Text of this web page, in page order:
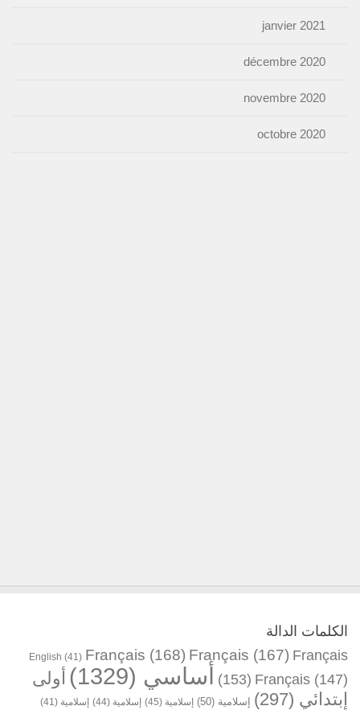
janvier 2021
décembre 2020
novembre 2020
octobre 2020
الكلمات الدالة
English (41) Français (168) Français (167) Français
(153) Français (147) أساسي (1329)
أولى
إبتدائي (297) إسلامية (50) إسلامية (45) إسلامية (44) إسلامية (41)